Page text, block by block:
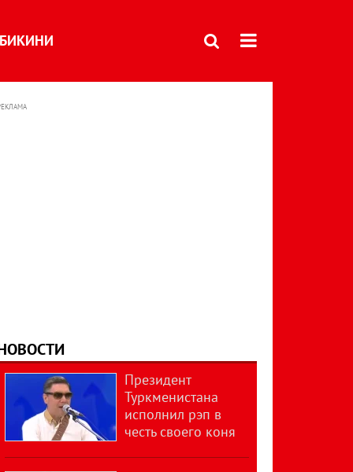
БИКИНИ
Президент
Туркменистана
исполнил рэп в
честь своего коня